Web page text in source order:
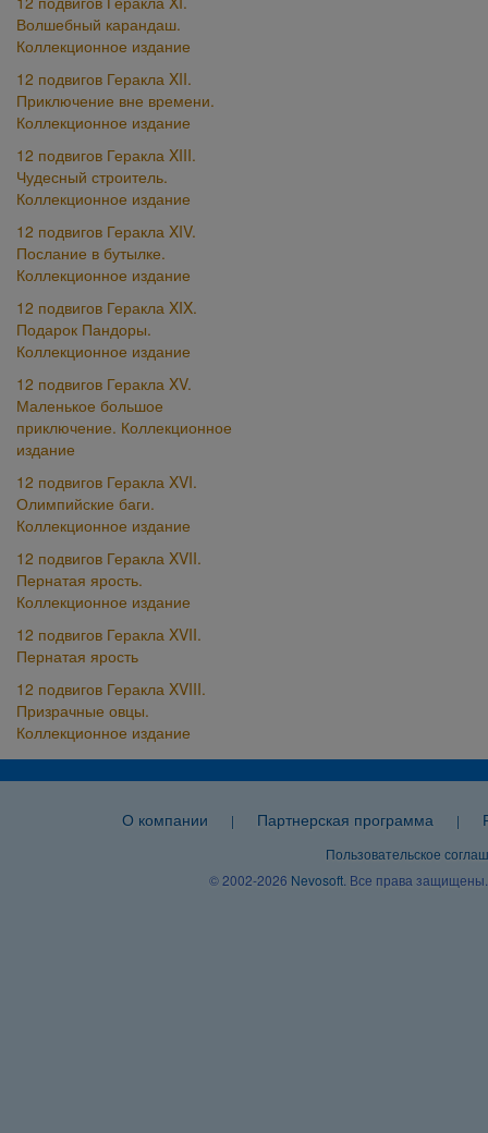
Волшебный карандаш.
Коллекционное издание
12 подвигов Геракла XII.
Приключение вне времени.
Коллекционное издание
12 подвигов Геракла XIII.
Чудесный строитель.
Коллекционное издание
12 подвигов Геракла XIV.
Послание в бутылке.
Коллекционное издание
12 подвигов Геракла XIX.
Подарок Пандоры.
Коллекционное издание
12 подвигов Геракла XV.
Маленькое большое
приключение. Коллекционное
издание
12 подвигов Геракла XVI.
Олимпийские баги.
Коллекционное издание
12 подвигов Геракла XVII.
Пернатая ярость.
Коллекционное издание
12 подвигов Геракла XVII.
Пернатая ярость
12 подвигов Геракла XVIII.
Призрачные овцы.
Коллекционное издание
О компании | Партнерская программа |
Пользовательское
© 2002-2026 Nevosoft . Все права защищены